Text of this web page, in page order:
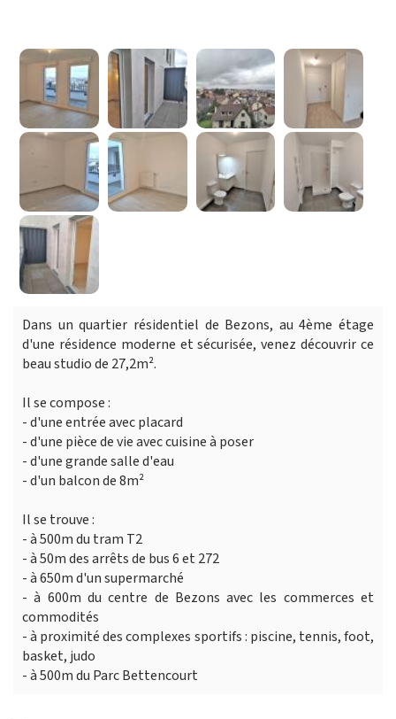
Dans un quartier résidentiel de Bezons, au 4ème étage
d'une résidence moderne et sécurisée, venez découvrir ce
beau studio de 27,2m².
Il se compose :
- d'une entrée avec placard
- d'une pièce de vie avec cuisine à poser
- d'une grande salle d'eau
- d'un balcon de 8m²
Il se trouve :
- à 500m du tram T2
- à 50m des arrêts de bus 6 et 272
- à 650m d'un supermarché
- à 600m du centre de Bezons avec les commerces et
commodités
- à proximité des complexes sportifs : piscine, tennis, foot,
basket, judo
- à 500m du Parc Bettencourt